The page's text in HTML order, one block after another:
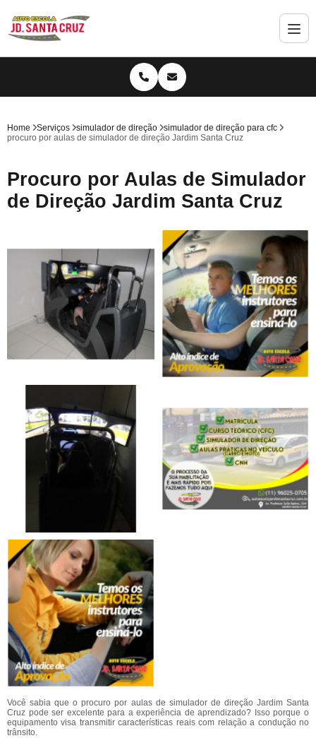
Home Serviços simulador de direção
simulador de direção para cfc
procuro por aulas de simulador de direção Jardim Santa Cruz
Procuro por Aulas de Simulador
de Direção Jardim Santa Cruz
Você sabia que o procuro por aulas de simulador de direção Jardim Santa
Cruz pode ser excelente para a experiência de aprendizado? Isso porque o
equipamento visa transmitir características reais com relação a condução no
trânsito.